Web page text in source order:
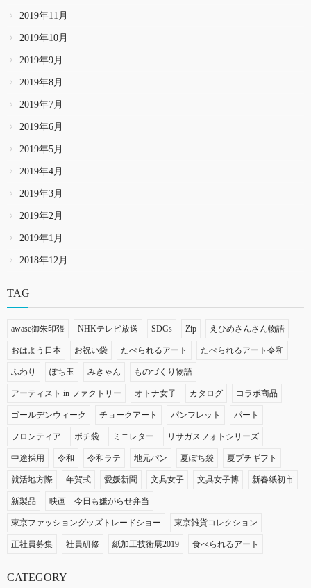
2019年11月
2019年10月
2019年9月
2019年8月
2019年7月
2019年6月
2019年5月
2019年4月
2019年3月
2019年2月
2019年1月
2018年12月
TAG
awase御朱印張 NHKテレビ放送 SDGs Zip えひめさんさん物語
おはよう日本 お祝い袋 たべられるアート たべられるアート令和
ふわり ぽち玉 みきゃん ものづくり物語
アーティスト in ファクトリー オトナ女子 カタログ コラボ商品
ゴールデンウィーク チョークアート パンフレット パート
フロンティア ポチ袋 ミニレター リサガスフォトシリーズ
中途採用 令和 令和ラテ 地元パン 夏ぽち袋 夏プチギフト
就活地方際 年賀式 愛媛新聞 文具女子 文具女子博 新春紙初市
新製品 映画 今日も嫌がらせ弁当
東京ファッショングッズトレードショー 東京雑貨コレクション
正社員募集 社員研修 紙加工技術展2019 食べられるアート
CATEGORY